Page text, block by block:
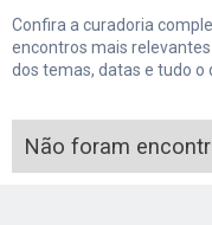
Confira a curadoria
encontros mais
dos temas, datas e tudo o
Não foram